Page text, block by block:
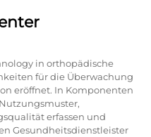
in orthopädische
für die Überwachung
eröffnet. In Komponenten
erfassen und
Gesundheitsdienstleister